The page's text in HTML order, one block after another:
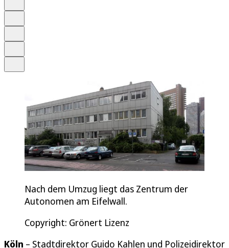
Nach dem Umzug liegt das Zentrum der
Autonomen am Eifelwall.
Copyright: Grönert Lizenz
Köln – Stadtdirektor Guido Kahlen und Polizeidirektor